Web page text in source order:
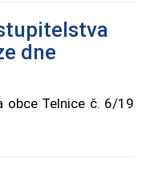
dne
obce Telnice č. 6/19